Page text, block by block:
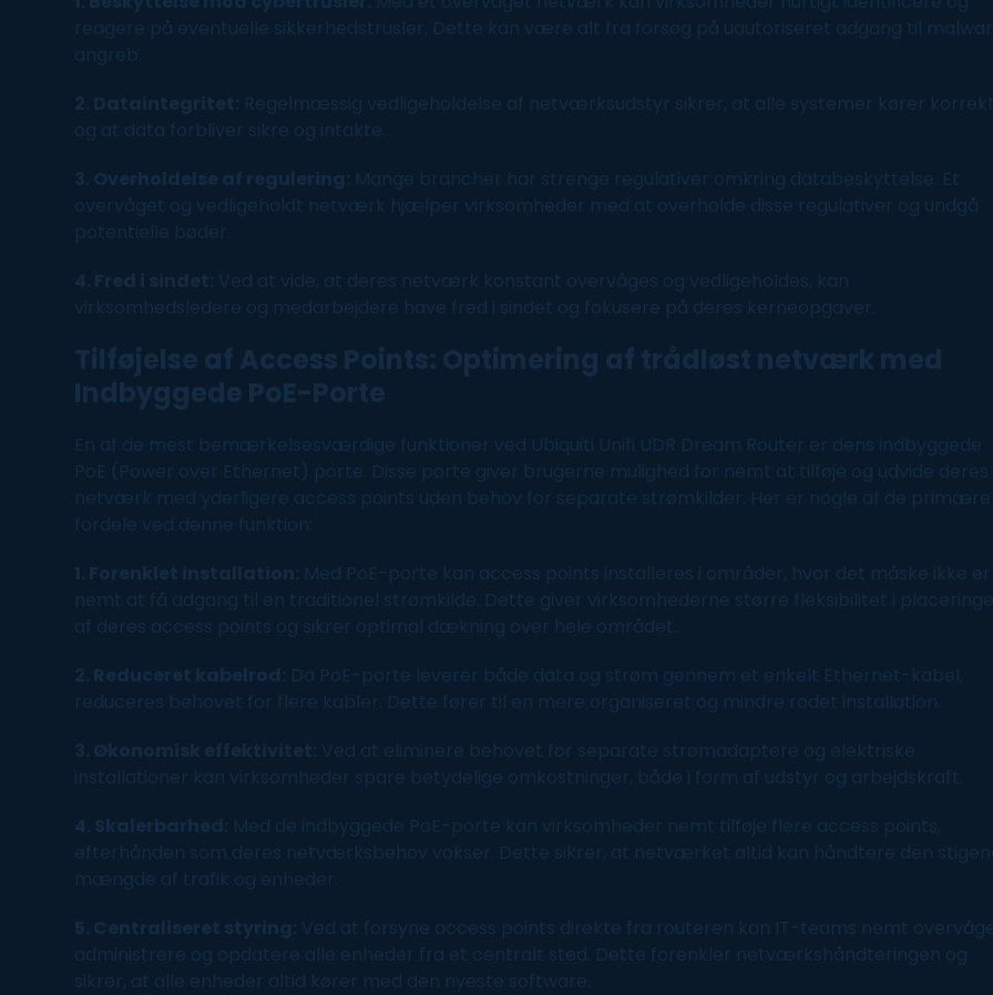
reagere på eventuelle sikkerhedstrusler. Dette kan være alt fra forsøg på uautoriseret adgang til
angreb.
2. Dataintegritet: Regelmæssig vedligeholdelse af netværksudstyr sikrer, at alle systemer kører
og at data forbliver sikre og intakte.
3. Overholdelse af regulering: Mange brancher har strenge regulativer omkring databeskyttelse. Et
overvåget og vedligeholdt netværk hjælper virksomheder med at overholde disse regulativer og undgå
potentielle bøder.
4. Fred i sindet: Ved at vide, at deres netværk konstant overvåges og vedligeholdes, kan
virksomhedsledere og medarbejdere have fred i sindet og fokusere på deres kerneopgaver.
Tilføjelse af Access Points: Optimering af trådløst netværk med
Indbyggede PoE-Porte
En af de mest bemærkelsesværdige funktioner ved Ubiquiti Unifi UDR Dream Router er dens indbyggede
PoE (Power over Ethernet) porte. Disse porte giver brugerne mulighed for nemt at tilføje og udvide deres
netværk med yderligere access points uden behov for separate strømkilder. Her er nogle af de primære
fordele ved denne funktion:
1. Forenklet installation: Med PoE-porte kan access points installeres i områder, hvor det måske ikke er
nemt at få adgang til en traditionel strømkilde. Dette giver virksomhederne større fleksibilitet i
af deres access points og sikrer optimal dækning over hele området.
2. Reduceret kabelrod: Da PoE-porte leverer både data og strøm gennem et enkelt Ethernet-kabel,
reduceres behovet for flere kabler . Dette fører til en mere organiseret og mindre rodet installation.
3. Økonomisk effektivitet: Ved at eliminere behovet for separate strømadaptere og elektriske
installationer kan virksomheder spare betydelige omkostninger, både i form af udstyr og arbejdskraft.
4. Skalerbarhed: Med de indbyggede PoE-porte kan virksomheder nemt tilføje flere access points,
efterhånden som deres netværksbehov vokser. Dette sikrer, at netværket altid kan håndtere den
mængde af trafik og enheder.
5. Centraliseret styring: Ved at forsyne access points direkte fra routeren kan IT-teams nemt
administrere og opdatere alle enheder fra et centralt sted. Dette forenkler netværkshåndteringen og
sikrer, at alle enheder altid kører med den nyeste software